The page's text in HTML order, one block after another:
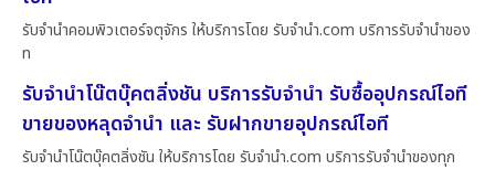
รับจำนำคอมพิวเตอร์จตุจักร ให้บริการโดย รับจํานํา.com บริการรับจำนำของ
ท
รับจำนำโน๊ตบุ๊คตลิ่งชัน บริการรับจำนำ รับซื้ออุปกรณ์ไอที
ขายของหลุดจำนำ และ รับฝากขายอุปกรณ์ไอที
รับจำนำโน๊ตบุ๊คตลิ่งชัน ให้บริการโดย รับจํานํา.com บริการรับจำนำของทุก